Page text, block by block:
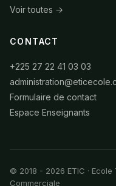
Voir toutes →
CONTACT
+225 27 22 41 03 03
Formulaire de contact
Espace Enseignants
© 2018 - 2026 ETIC ·
Commerciale